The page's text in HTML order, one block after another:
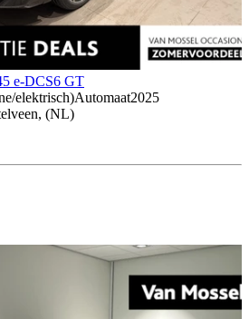
e-DCS6 GT
elektrisch)Automaat2025
(NL)